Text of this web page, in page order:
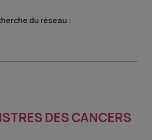
du réseau :
DES CANCERS